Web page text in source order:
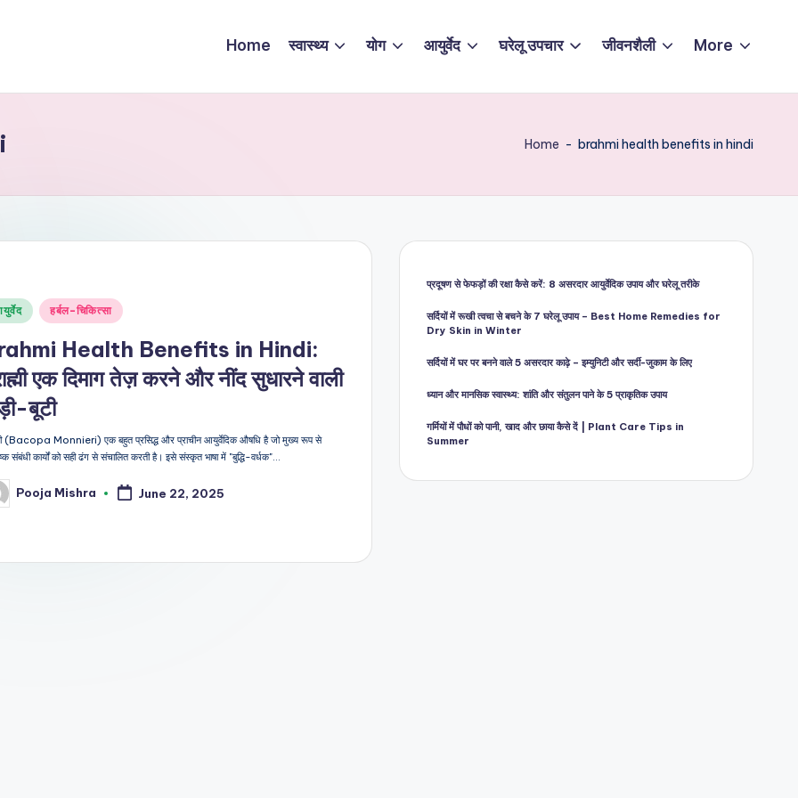
Home स्वास्थ्य योग आयुर्वेद घरेलू उपचार जीवनशैली More
Home - brahmi health benefits in hindi
हर्बल-चिकित्सा
Health Benefits in Hindi:
एक दिमाग तेज़ करने और नींद सुधारने वाली
बूटी
(Bacopa Monnieri) एक बहुत प्रसिद्ध और प्राचीन आयुर्वेदिक औषधि है जो मुख्य रूप से
संबंधी कार्यों को सही ढंग से संचालित करती है। इसे संस्कृत भाषा में "बुद्धि-वर्धक"…
Pooja Mishra June 22, 2025
प्रदूषण से फेफड़ों की रक्षा कैसे करें: 8 असरदार आयुर्वेदिक उपाय और घरेलू तरीके
सर्दियों में रूखी त्वचा से बचने के 7 घरेलू उपाय – Best Home Remedies for
Dry Skin in Winter
सर्दियों में घर पर बनने वाले 5 असरदार काढ़े – इम्युनिटी और सर्दी-जुकाम के लिए
ध्यान और मानसिक स्वास्थ्य: शांति और संतुलन पाने के 5 प्राकृतिक उपाय
गर्मियों में पौधों को पानी, खाद और छाया कैसे दें | Plant Care Tips in
Summer